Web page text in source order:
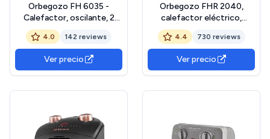
Orbegozo FH 6035 -
Calefactor, oscilante, 2
niveles de potencia,
función ventilador, calor
instantáneo, termostato
regulable, 2200 W
4.0 142 reviews
Ver precio
Orbegozo FHR 2040,
calefactor eléctrico,
cerámico profesional, 2000
W, 2 potencias de calor,
control ajustable
temperatura, protección
contra
4.4 730 reviews
Ver precio